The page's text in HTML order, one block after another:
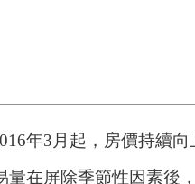
年3月起，房價持續
在屏除季節性因素